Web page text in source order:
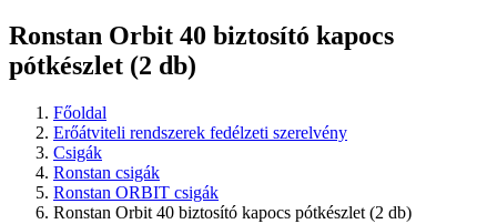
Ronstan Orbit 40 biztosító kapocs
pótkészlet (2 db)
Főoldal
Erőátviteli rendszerek fedélzeti szerelvény
Csigák
Ronstan csigák
Ronstan ORBIT csigák
Ronstan Orbit 40 biztosító kapocs pótkészlet (2 db)